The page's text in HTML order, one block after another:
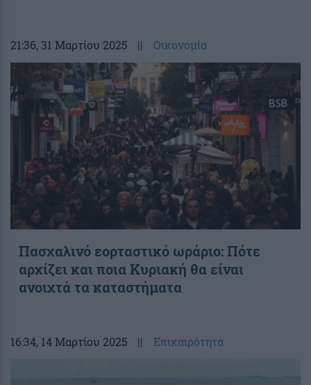
21:36, 31 Μαρτίου 2025 || Οικονομία
Πασχαλινό εορταστικό ωράριο: Πότε
αρχίζει και ποια Κυριακή θα είναι
ανοιχτά τα καταστήματα
16:34, 14 Μαρτίου 2025 || Επικαιρότητα